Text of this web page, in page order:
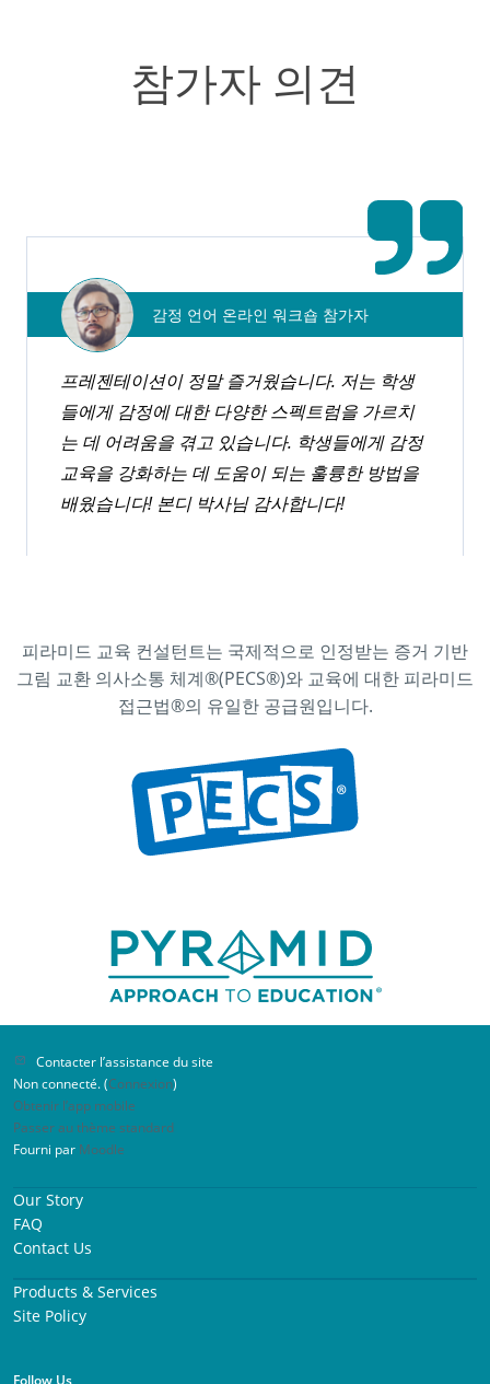
전문가를 위한 CEU
참가자 의견
감정 언어 온라인 워크숍 참가자
프레젠테이션이 정말 즐거웠습니다. 저는 학생
들에게 감정에 대한 다양한 스펙트럼을 가르치
는 데 어려움을 겪고 있습니다. 학생들에게 감정
교육을 강화하는 데 도움이 되는 훌륭한 방법을
배웠습니다! 본디 박사님 감사합니다!
주요 의사소통 기술 교육 온라인 워크숍 참가
자
뛰어난 속도. 훌륭한 예제와 시각 자료들이 잘 정
워크숍은 매우 통찰력 있고 유익한 시간이었습
니다. 워크숍을 주최해 주셔서 감사드리며, 다른
피라미드 교육 컨설턴트는 국제적으로 인정받는 증거 기반
그림 교환 의사소통 체계®(PECS®)와 교육에 대한 피라미드
접근법®의 유일한 공급원입니다.
Contacter l’assistance du site
Non connecté. (Connexion)
Obtenir l’app mobile
Passer au thème standard
Fourni par Moodle
Our Story
FAQ
Contact Us
Products & Services
Site Policy
Follow Us